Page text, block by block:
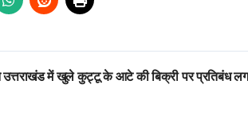
में खुले कुट्टू के आटे की बिक्री पर प्रतिबंध